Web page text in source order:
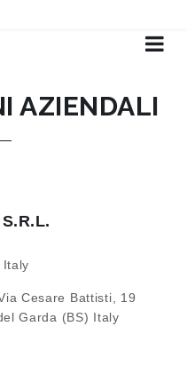
AZIENDALI
Italy
Cesare Battisti, 19
Garda (BS) Italy